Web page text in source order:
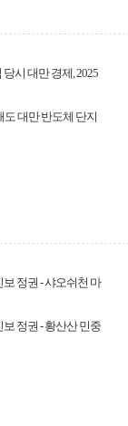
시 대만 경제, 2025
도 대만 반도체 단지
정권 - 샤오쉬천 마
정권 - 황산산 민중